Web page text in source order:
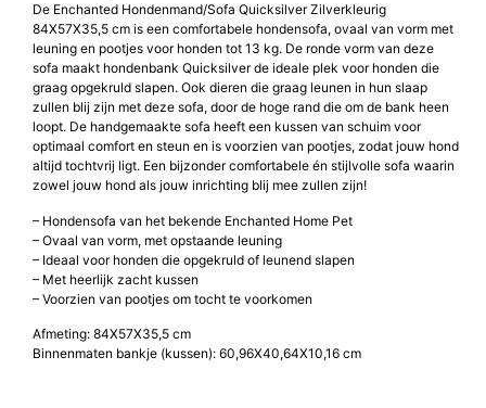
De Enchanted Hondenmand/Sofa Quicksilver Zilverkleurig
84X57X35,5 cm is een comfortabele hondensofa, ovaal van vorm met
leuning en pootjes voor honden tot 13 kg. De ronde vorm van deze
sofa maakt hondenbank Quicksilver de ideale plek voor honden die
graag opgekruld slapen. Ook dieren die graag leunen in hun slaap
zullen blij zijn met deze sofa, door de hoge rand die om de bank heen
loopt. De handgemaakte sofa heeft een kussen van schuim voor
optimaal comfort en steun en is voorzien van pootjes, zodat jouw hond
altijd tochtvrij ligt. Een bijzonder comfortabele én stijlvolle sofa waarin
zowel jouw hond als jouw inrichting blij mee zullen zijn!
– Hondensofa van het bekende Enchanted Home Pet
– Ovaal van vorm, met opstaande leuning
– Ideaal voor honden die opgekruld of leunend slapen
– Met heerlijk zacht kussen
– Voorzien van pootjes om tocht te voorkomen
Afmeting: 84X57X35,5 cm
Binnenmaten bankje (kussen): 60,96X40,64X10,16 cm